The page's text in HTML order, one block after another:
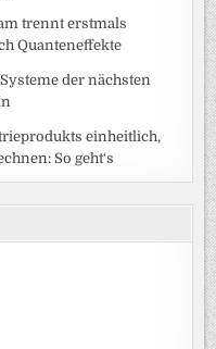
trennt erstmals
Quanteneffekte
der nächsten
einheitlich,
So geht‘s